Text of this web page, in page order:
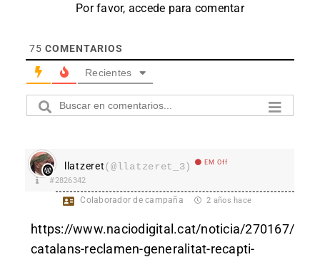
Por favor, accede para comentar
75 COMENTARIOS
Recientes
llatzeret(@llatzeret_3) EM Off
#2826342
Colaborador de campaña 2 años hace
https://www.naciodigital.cat/noticia/270167/
catalans-reclamen-generalitat-recapti-